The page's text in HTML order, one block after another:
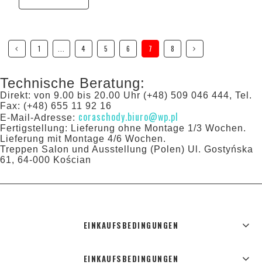
1 4 5 6 7 8
Technische Beratung:
Direkt: von 9.00 bis 20.00 Uhr (+48) 509 046 444, Tel.
Fax: (+48) 655 11 92 16
E-Mail-Adresse: coraschody.biuro@wp.pl
Fertigstellung: Lieferung ohne Montage 1/3 Wochen.
Lieferung mit Montage 4/6 Wochen.
Treppen Salon und Ausstellung (Polen) Ul. Gostyńska
61, 64-000 Kościan
EINKAUFSBEDINGUNGEN
EINKAUFSBEDINGUNGEN